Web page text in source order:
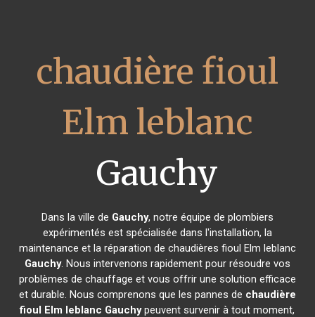
chaudière fioul
Elm leblanc
Gauchy
Dans la ville de Gauchy, notre équipe de plombiers
expérimentés est spécialisée dans l'installation, la
maintenance et la réparation de chaudières fioul Elm leblanc
Gauchy. Nous intervenons rapidement pour résoudre vos
problèmes de chauffage et vous offrir une solution efficace
et durable. Nous comprenons que les pannes de chaudière
fioul Elm leblanc Gauchypeuvent survenir à tout moment,